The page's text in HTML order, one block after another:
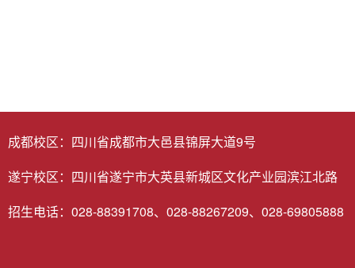
成都校区：四川省成都市大邑县锦屏大道9号
遂宁校区：四川省遂宁市大英县新城区文化产业园滨江北路
招生电话：028-88391708、028-88267209、028-69805888